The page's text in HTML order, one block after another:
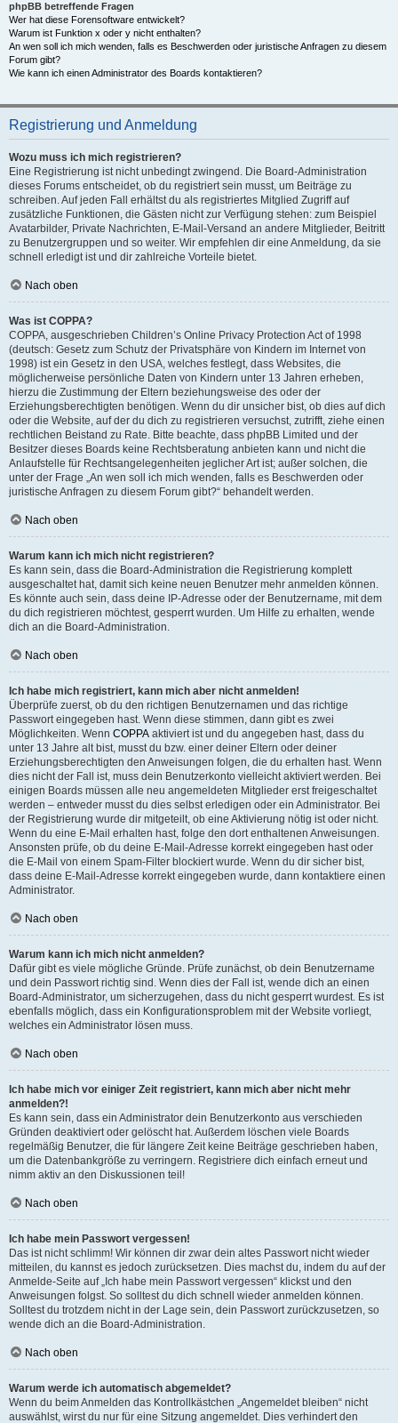
phpBB betreffende Fragen
Wer hat diese Forensoftware entwickelt?
Warum ist Funktion x oder y nicht enthalten?
An wen soll ich mich wenden, falls es Beschwerden oder juristische Anfragen zu diesem
Forum gibt?
Wie kann ich einen Administrator des Boards kontaktieren?
Registrierung und Anmeldung
Wozu muss ich mich registrieren?
Eine Registrierung ist nicht unbedingt zwingend. Die Board-Administration
dieses Forums entscheidet, ob du registriert sein musst, um Beiträge zu
schreiben. Auf jeden Fall erhältst du als registriertes Mitglied Zugriff auf
zusätzliche Funktionen, die Gästen nicht zur Verfügung stehen: zum Beispiel
Avatarbilder, Private Nachrichten, E-Mail-Versand an andere Mitglieder, Beitritt
zu Benutzergruppen und so weiter. Wir empfehlen dir eine Anmeldung, da sie
schnell erledigt ist und dir zahlreiche Vorteile bietet.
Nach oben
Was ist COPPA?
COPPA, ausgeschrieben Children’s Online Privacy Protection Act of 1998
(deutsch: Gesetz zum Schutz der Privatsphäre von Kindern im Internet von
1998) ist ein Gesetz in den USA, welches festlegt, dass Websites, die
möglicherweise persönliche Daten von Kindern unter 13 Jahren erheben,
hierzu die Zustimmung der Eltern beziehungsweise des oder der
Erziehungsberechtigten benötigen. Wenn du dir unsicher bist, ob dies auf dich
oder die Website, auf der du dich zu registrieren versuchst, zutrifft, ziehe einen
rechtlichen Beistand zu Rate. Bitte beachte, dass phpBB Limited und der
Besitzer dieses Boards keine Rechtsberatung anbieten kann und nicht die
Anlaufstelle für Rechtsangelegenheiten jeglicher Art ist; außer solchen, die
unter der Frage „An wen soll ich mich wenden, falls es Beschwerden oder
juristische Anfragen zu diesem Forum gibt?“ behandelt werden.
Nach oben
Warum kann ich mich nicht registrieren?
Es kann sein, dass die Board-Administration die Registrierung komplett
ausgeschaltet hat, damit sich keine neuen Benutzer mehr anmelden können.
Es könnte auch sein, dass deine IP-Adresse oder der Benutzername, mit dem
du dich registrieren möchtest, gesperrt wurden. Um Hilfe zu erhalten, wende
dich an die Board-Administration.
Nach oben
Ich habe mich registriert, kann mich aber nicht anmelden!
Überprüfe zuerst, ob du den richtigen Benutzernamen und das richtige
Passwort eingegeben hast. Wenn diese stimmen, dann gibt es zwei
Möglichkeiten. Wenn COPPA aktiviert ist und du angegeben hast, dass du
unter 13 Jahre alt bist, musst du bzw. einer deiner Eltern oder deiner
Erziehungsberechtigten den Anweisungen folgen, die du erhalten hast. Wenn
dies nicht der Fall ist, muss dein Benutzerkonto vielleicht aktiviert werden. Bei
einigen Boards müssen alle neu angemeldeten Mitglieder erst freigeschaltet
werden – entweder musst du dies selbst erledigen oder ein Administrator. Bei
der Registrierung wurde dir mitgeteilt, ob eine Aktivierung nötig ist oder nicht.
Wenn du eine E-Mail erhalten hast, folge den dort enthaltenen Anweisungen.
Ansonsten prüfe, ob du deine E-Mail-Adresse korrekt eingegeben hast oder
die E-Mail von einem Spam-Filter blockiert wurde. Wenn du dir sicher bist,
dass deine E-Mail-Adresse korrekt eingegeben wurde, dann kontaktiere einen
Administrator.
Nach oben
Warum kann ich mich nicht anmelden?
Dafür gibt es viele mögliche Gründe. Prüfe zunächst, ob dein Benutzername
und dein Passwort richtig sind. Wenn dies der Fall ist, wende dich an einen
Board-Administrator, um sicherzugehen, dass du nicht gesperrt wurdest. Es ist
ebenfalls möglich, dass ein Konfigurationsproblem mit der Website vorliegt,
welches ein Administrator lösen muss.
Nach oben
Ich habe mich vor einiger Zeit registriert, kann mich aber nicht mehr
anmelden?!
Es kann sein, dass ein Administrator dein Benutzerkonto aus verschieden
Gründen deaktiviert oder gelöscht hat. Außerdem löschen viele Boards
regelmäßig Benutzer, die für längere Zeit keine Beiträge geschrieben haben,
um die Datenbankgröße zu verringern. Registriere dich einfach erneut und
nimm aktiv an den Diskussionen teil!
Nach oben
Ich habe mein Passwort vergessen!
Das ist nicht schlimm! Wir können dir zwar dein altes Passwort nicht wieder
mitteilen, du kannst es jedoch zurücksetzen. Dies machst du, indem du auf der
Anmelde-Seite auf „Ich habe mein Passwort vergessen“ klickst und den
Anweisungen folgst. So solltest du dich schnell wieder anmelden können.
Solltest du trotzdem nicht in der Lage sein, dein Passwort zurückzusetzen, so
wende dich an die Board-Administration.
Nach oben
Warum werde ich automatisch abgemeldet?
Wenn du beim Anmelden das Kontrollkästchen „Angemeldet bleiben“ nicht
auswählst, wirst du nur für eine Sitzung angemeldet. Dies verhindert den